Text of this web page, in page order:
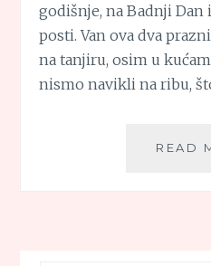
godišnje, na Badnji Dan
posti. Van ova dva
na tanjiru, osim u
nismo navikli na ribu,
READ